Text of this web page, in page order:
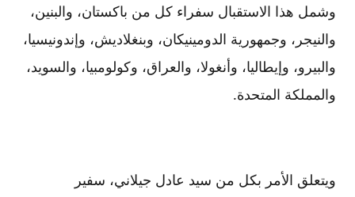
وشمل هذا الاستقبال سفراء كل من باكستان، والبنين،
والنيجر، وجمهورية الدومينيكان، وبنغلاديش، وإندونيسيا،
والبيرو، وإيطاليا، وأنغولا، والعراق، وكولومبيا، والسويد،
والمملكة المتحدة.
ويتعلق الأمر بكل من سيد عادل جيلاني، سفير